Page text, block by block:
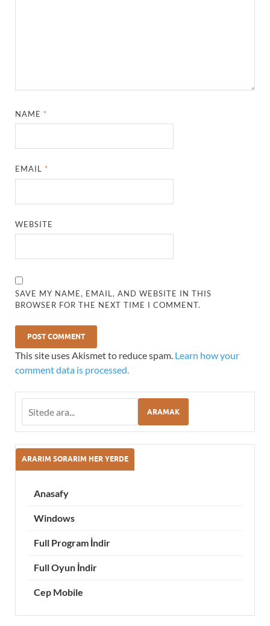
NAME *
EMAIL *
WEBSITE
SAVE MY NAME, EMAIL, AND WEBSITE IN THIS
BROWSER FOR THE NEXT TIME I COMMENT.
This site uses Akismet to reduce spam. Learn how your
comment data is processed.
ARAMAK
ARARIM SORARIM HER YERDE
Anasafy
Windows
Full Program İndir
Full Oyun İndir
Cep Mobile